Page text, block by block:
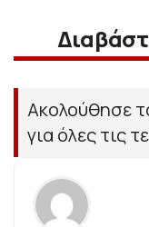
Ακολούθησε
για όλες τις